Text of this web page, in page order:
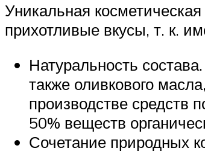
Уникальная
прихотливые вкусы, т. к.
Натуральность
также оливкового
производстве средств
50% веществ
Сочетание природных